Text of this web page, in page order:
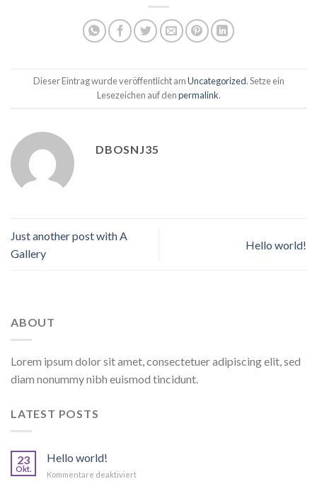
Dieser Eintrag wurde veröffentlicht amUncategorized. Setze ein
Lesezeichen auf denpermalink.
DBOSNJ35
Just another post with A
Gallery
Hello world!
ABOUT
Lorem ipsum dolor sit amet, consectetuer adipiscing elit, sed
diam nonummy nibh euismod tincidunt.
LATEST POSTS
23
Okt.
Hello world!
Kommentare deaktiviertfür